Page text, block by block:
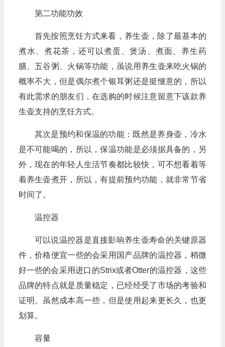
第二功能功效
首先按照烹饪方式来看，养生壶，除了最基本的
煮水、煮花茶，还可以煮蛋、煲汤、煮面、养生药
膳、五谷粥、火锅等功能，虽说用养生壶来吃火锅的
概率不大，但是偶尔煮个银耳粥还是挺惬意的，所以
有此需求的朋友们，在选购的时候注意留意下该款养
生壶支持的烹饪方式。
其次是预约和保温的功能：既然是养身壶，冷水
是不可能喝的，所以，保温功能是必须据具备的，另
外，现在的年轻人生活节奏都比较快，可不想看着等
着养生壶煮开，所以，有提前预约功能，就非常节省
时间了。
温控器
可以说温控器是直接影响养生壶寿命的关键原器
件，价格便宜一些的会采用国产品牌的温控器，稍微
好一些的会采用进口的Strix或者Otter的温控器，这些
品牌的特点就是质量稳定，已经经受了市场的考验和
证明。虽然成本高一些，但是使用起来更长久，也更
划算。
容量